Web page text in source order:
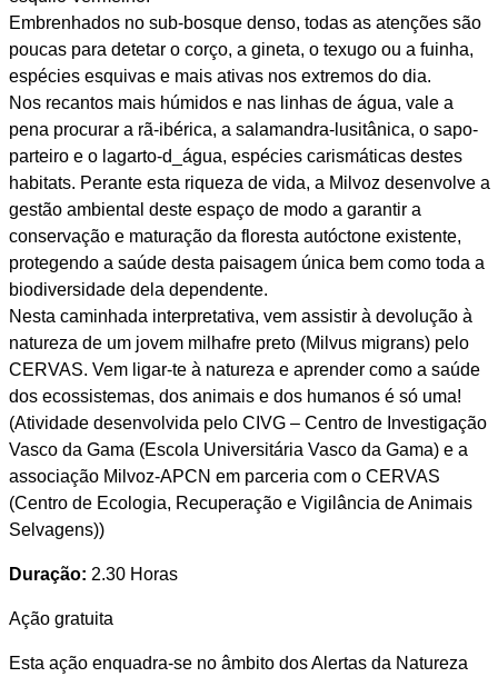
Embrenhados no sub-bosque denso, todas as atenções são
poucas para detetar o corço, a gineta, o texugo ou a fuinha,
espécies esquivas e mais ativas nos extremos do dia.
Nos recantos mais húmidos e nas linhas de água, vale a
pena procurar a rã-ibérica, a salamandra-lusitânica, o sapo-
parteiro e o lagarto-d_água, espécies carismáticas destes
habitats. Perante esta riqueza de vida, a Milvoz desenvolve a
gestão ambiental deste espaço de modo a garantir a
conservação e maturação da floresta autóctone existente,
protegendo a saúde desta paisagem única bem como toda a
biodiversidade dela dependente.
Nesta caminhada interpretativa, vem assistir à devolução à
natureza de um jovem milhafre preto (Milvus migrans) pelo
CERVAS. Vem ligar-te à natureza e aprender como a saúde
dos ecossistemas, dos animais e dos humanos é só uma!
(Atividade desenvolvida pelo CIVG – Centro de Investigação
Vasco da Gama (Escola Universitária Vasco da Gama) e a
associação Milvoz-APCN em parceria com o CERVAS
(Centro de Ecologia, Recuperação e Vigilância de Animais
Selvagens))
Duração: 2.30 Horas
Ação gratuita
Esta ação enquadra-se no âmbito dos Alertas da Natureza